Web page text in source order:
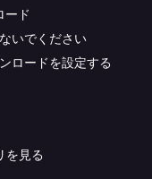
ード
いでください
ロードを設定する
を見る